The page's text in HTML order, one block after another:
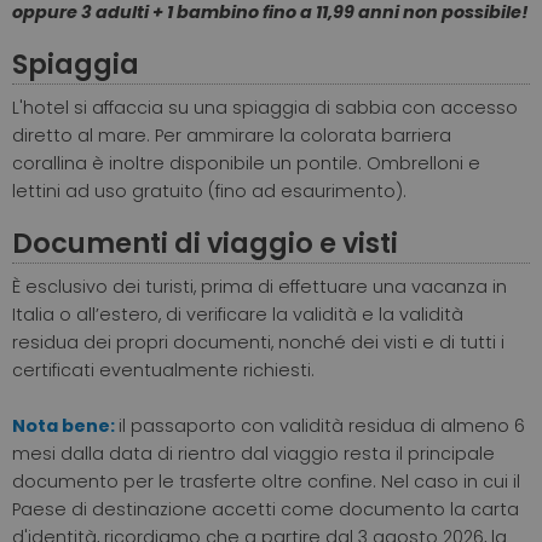
oppure 3 adulti + 1 bambino fino a 11,99 anni non possibile!
Spiaggia
L'hotel si affaccia su una spiaggia di sabbia con accesso
diretto al mare. Per ammirare la colorata barriera
corallina è inoltre disponibile un pontile. Ombrelloni e
lettini ad uso gratuito (fino ad esaurimento).
Documenti di viaggio e visti
È esclusivo dei turisti, prima di effettuare una vacanza in
Italia o all’estero, di verificare la validità e la validità
residua dei propri documenti, nonché dei visti e di tutti i
certificati eventualmente richiesti.
Nota bene: il passaporto con validità residua di almeno 6
mesi dalla data di rientro dal viaggio resta il principale
documento per le trasferte oltre confine. Nel caso in cui il
Paese di destinazione accetti come documento la carta